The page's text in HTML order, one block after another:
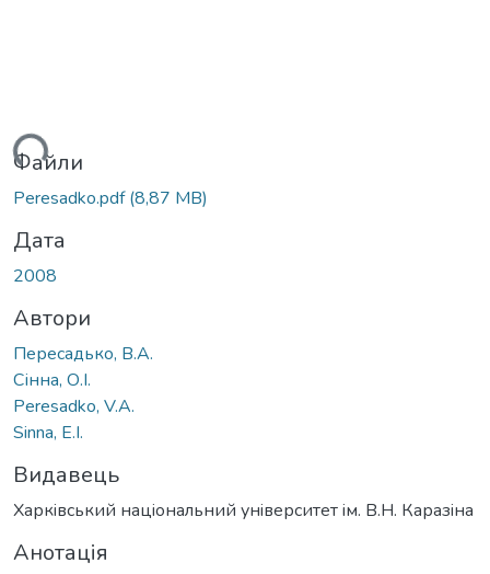
Файли
Peresadko.pdf(8,87 MB)
Дата
2008
Автори
Пересадько, В.А.
Сінна, О.І.
Peresadko, V.A.
Sinna, E.I.
Видавець
Харкiвський нацiональний унiверситет iм. В.Н. Каразiна
Анотація